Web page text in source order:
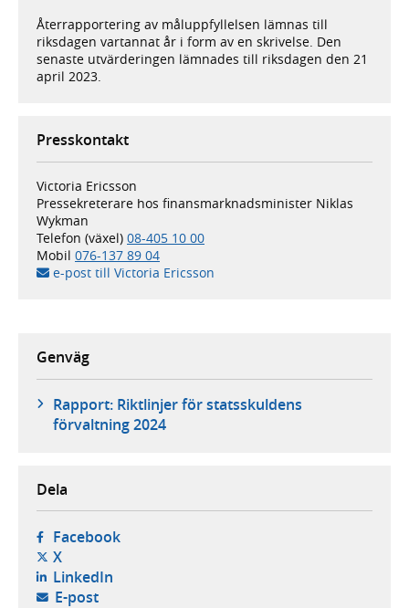
Återrapportering av måluppfyllelsen lämnas till
riksdagen vartannat år i form av en skrivelse. Den
senaste utvärderingen lämnades till riksdagen den 21
april 2023.
Presskontakt
Victoria Ericsson
Pressekreterare hos finansmarknadsminister Niklas
Wykman
Telefon (växel) 08-405 10 00
Mobil 076-137 89 04
e-post till Victoria Ericsson
Genväg
Rapport: Riktlinjer för statsskuldens
förvaltning 2024
Dela
Facebook- öppnas i ny flik, extern webbplats,
X- öppnas i ny flik, extern webbplats,
LinkedIn- öppnas i ny flik, extern webbplats,
E-post- öppnar din e-postklient,